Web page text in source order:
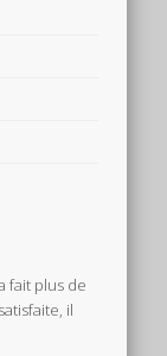
fait plus de
il